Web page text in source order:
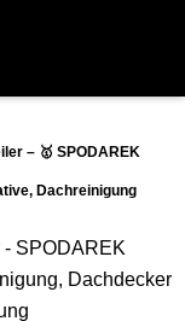
– 🥇 SPODAREK
Dachreinigung